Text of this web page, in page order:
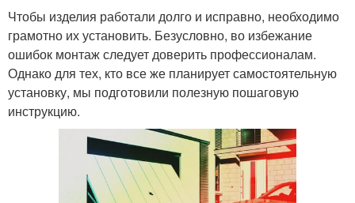
Чтобы изделия работали долго и исправно, необходимо
грамотно их установить. Безусловно, во избежание
ошибок монтаж следует доверить профессионалам.
Однако для тех, кто все же планирует самостоятельную
установку, мы подготовили полезную пошаговую
инструкцию.